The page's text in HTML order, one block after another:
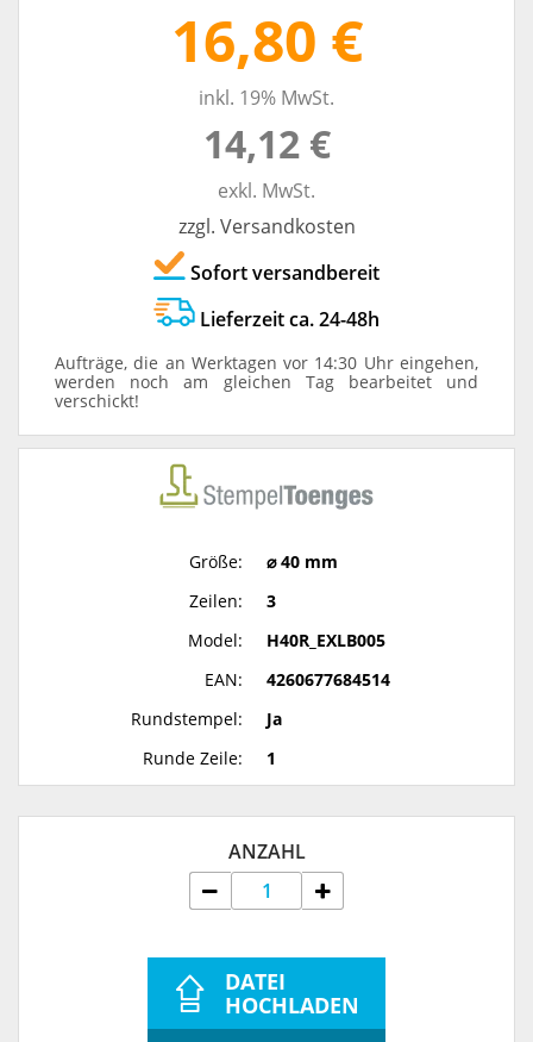
16,80 €
inkl. 19% MwSt.
14,12 €
exkl. MwSt.
zzgl. Versandkosten
Sofort versandbereit
Lieferzeit ca. 24-48h
Aufträge, die an Werktagen vor 14:30 Uhr eingehen,
werden noch am gleichen Tag bearbeitet und
verschickt!
Größe:
⌀ 40 mm
Zeilen:
3
Model:
H40R_EXLB005
EAN:
4260677684514
Rundstempel:
Ja
Runde Zeile:
1
ANZAHL
DATEI
HOCHLADEN